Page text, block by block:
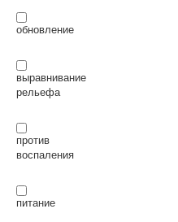
обновление
выравнивание
рельефа
против
воспаления
питание